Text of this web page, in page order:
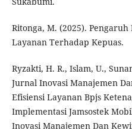
Ritonga, M. (2025).
Layanan Terhadap Kepuas.
Ryzakti, H. R., Islam, U.,
Jurnal Inovasi Manajemen
Efisiensi Layanan Bpjs
Implementasi Jamsostek
Inovasi Manajemen Dan